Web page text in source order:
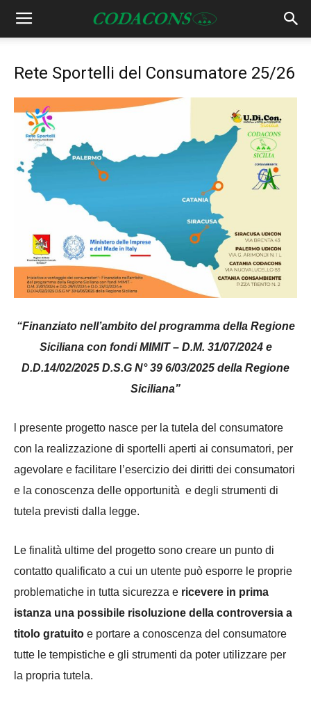
Rete Sportelli del Consumatore 25/26
“Finanziato nell’ambito del programma della Regione
Siciliana con fondi MIMIT – D.M. 31/07/2024 e
D.D.14/02/2025 D.S.G N° 39 6/03/2025 della Regione
Siciliana”
l presente progetto nasce per la tutela del consumatore
con la realizzazione di sportelli aperti ai consumatori, per
agevolare e facilitare l’esercizio dei diritti dei consumatori
e la conoscenza delle opportunità e degli strumenti di
tutela previsti dalla legge.
Le finalità ultime del progetto sono creare un punto di
contatto qualificato a cui un utente può esporre le proprie
problematiche in tutta sicurezza e ricevere in prima
istanza una possibile risoluzione della controversia a
titolo gratuito e portare a conoscenza del consumatore
tutte le tempistiche e gli strumenti da poter utilizzare per
la propria tutela.